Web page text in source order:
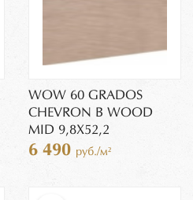
WOW 60 GRADOS
CHEVRON B WOOD
MID 9,8X52,2
6 490 руб./м²